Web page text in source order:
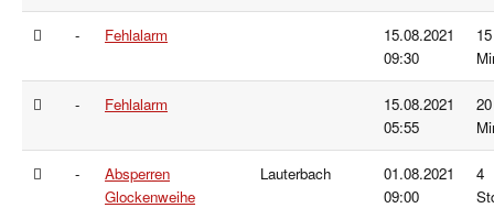
- Fehlalarm
15.08.2021
09:30
15
- Fehlalarm
15.08.2021
05:55
20
-
Absperren
Glockenweihe
Lauterbach
01.08.2021
09:00
4